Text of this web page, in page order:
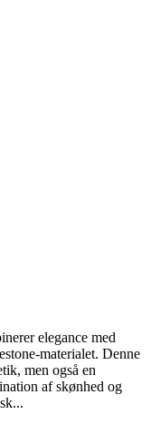
elegance med
materialet. Denne
men også en
af skønhed og